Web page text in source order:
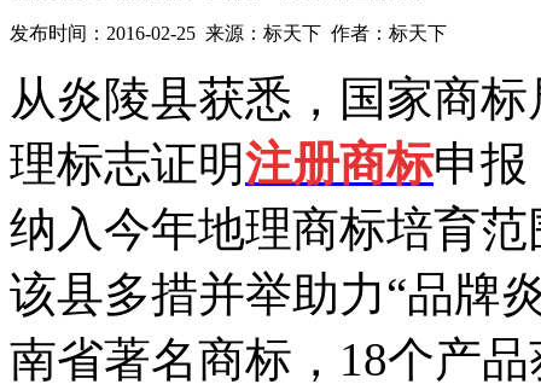
发布时间：2016-02-25 来源：标天下 作者：标天下
从炎陵县获悉，国家商
理标志证明注册商标申报
纳入今年地理商标培育
该县多措并举助力“品牌
南省著名商标，18个产